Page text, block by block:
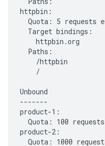
httpbin:
Quota: 5 requests
  Target bindings:
    httpbin.org
  Paths:
    /httpbin
    /
Unbound
-------
product-1:
Quota: 100
product-2:
Quota: 1000